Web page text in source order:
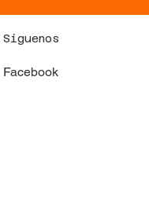
Síguenos
Facebook